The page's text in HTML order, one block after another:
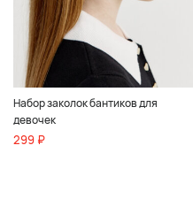
Набор заколок бантиков для
девочек
299 ₽